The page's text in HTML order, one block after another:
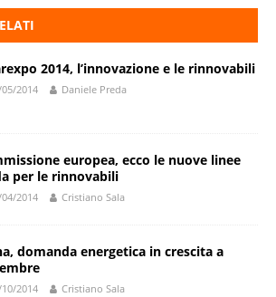
2014, l’innovazione e le rinnovabili
2014 Daniele Preda
europea, ecco le nuove linee
per le rinnovabili
2014 Cristiano Sala
domanda energetica in crescita a
2014 Cristiano Sala